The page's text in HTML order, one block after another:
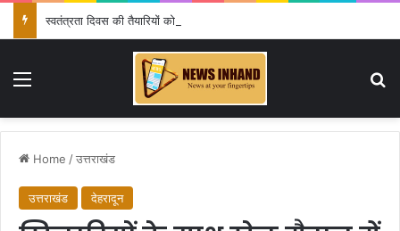
Menu
Home /उत्तराखंड
उत्तराखंड देहरादून